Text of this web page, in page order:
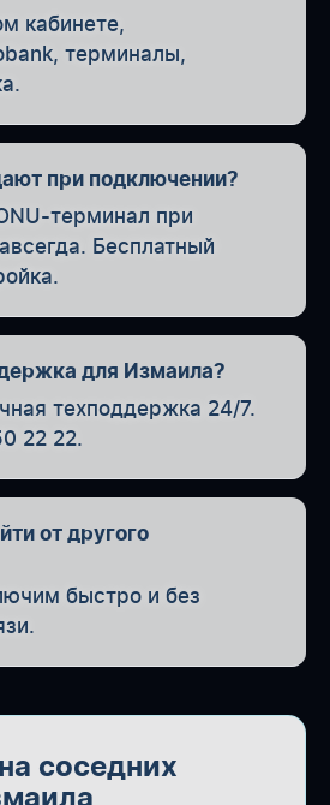
кабинете,
терминалы,
при подключении?
терминал при
Бесплатный
для Измаила?
техподдержка 24/7.
22 22.
от другого
быстро и без
соседних